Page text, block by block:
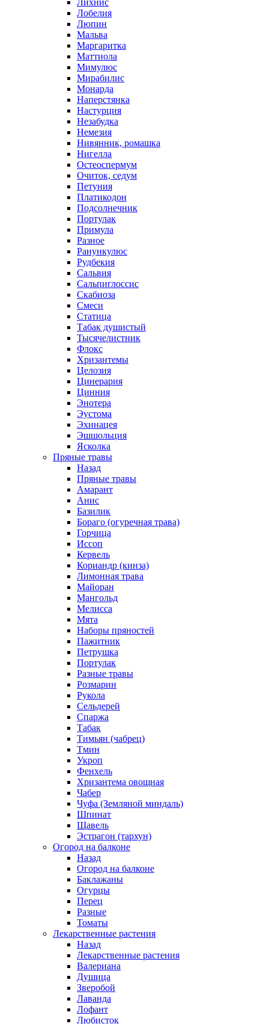
Лихнис
Лобелия
Люпин
Мальва
Маргаритка
Маттиола
Мимулюс
Мирабилис
Монарда
Наперстянка
Настурция
Незабудка
Немезия
Нивянник, ромашка
Нигелла
Остеоспермум
Очиток, седум
Петуния
Платикодон
Подсолнечник
Портулак
Примула
Разное
Ранункулюс
Рудбекия
Сальвия
Сальпиглоссис
Скабиоза
Смеси
Статица
Табак душистый
Тысячелистник
Флокс
Хризантемы
Целозия
Цинерария
Цинния
Энотера
Эустома
Эхинацея
Эшшольция
Ясколка
Пряные травы
Назад
Пряные травы
Амарант
Анис
Базилик
Бораго (огуречная трава)
Горчица
Иссоп
Кервель
Кориандр (кинза)
Лимонная трава
Майоран
Мангольд
Мелисса
Мята
Наборы пряностей
Пажитник
Петрушка
Портулак
Разные травы
Розмарин
Рукола
Сельдерей
Спаржа
Табак
Тимьян (чабрец)
Тмин
Укроп
Фенхель
Хризантема овощная
Чабер
Чуфа (Земляной миндаль)
Шпинат
Щавель
Эстрагон (тархун)
Огород на балконе
Назад
Огород на балконе
Баклажаны
Огурцы
Перец
Разные
Томаты
Лекарственные растения
Назад
Лекарственные растения
Валериана
Душица
Зверобой
Лаванда
Лофант
Любисток